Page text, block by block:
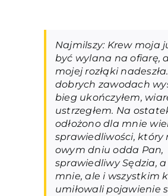
Najmilszy: Krew moja
być wylana na ofiarę,
mojej rozłąki
dobrych zawodach
bieg ukończyłem,
ustrzegłem. Na
odłożono dla mnie
sprawiedliwości, który
owym dniu odda Pan,
sprawiedliwy Sędzia,
mnie, ale i wszystkim
umiłowali pojawienie